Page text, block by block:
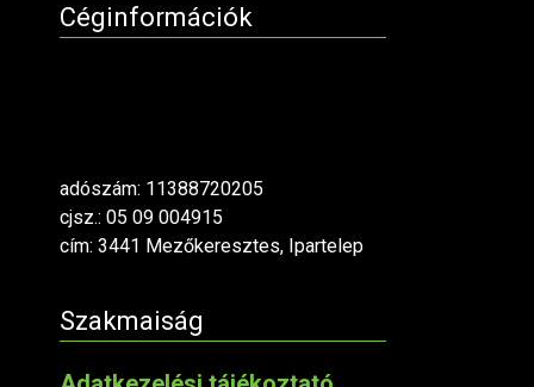
Céginformációk
adószám: 11388720205
cjsz.: 05 09 004915
cím: 3441 Mezőkeresztes, Ipartelep
Szakmaiság